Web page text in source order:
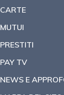
CARTE
MUTUI
PRESTITI
PAY TV
NEWS E